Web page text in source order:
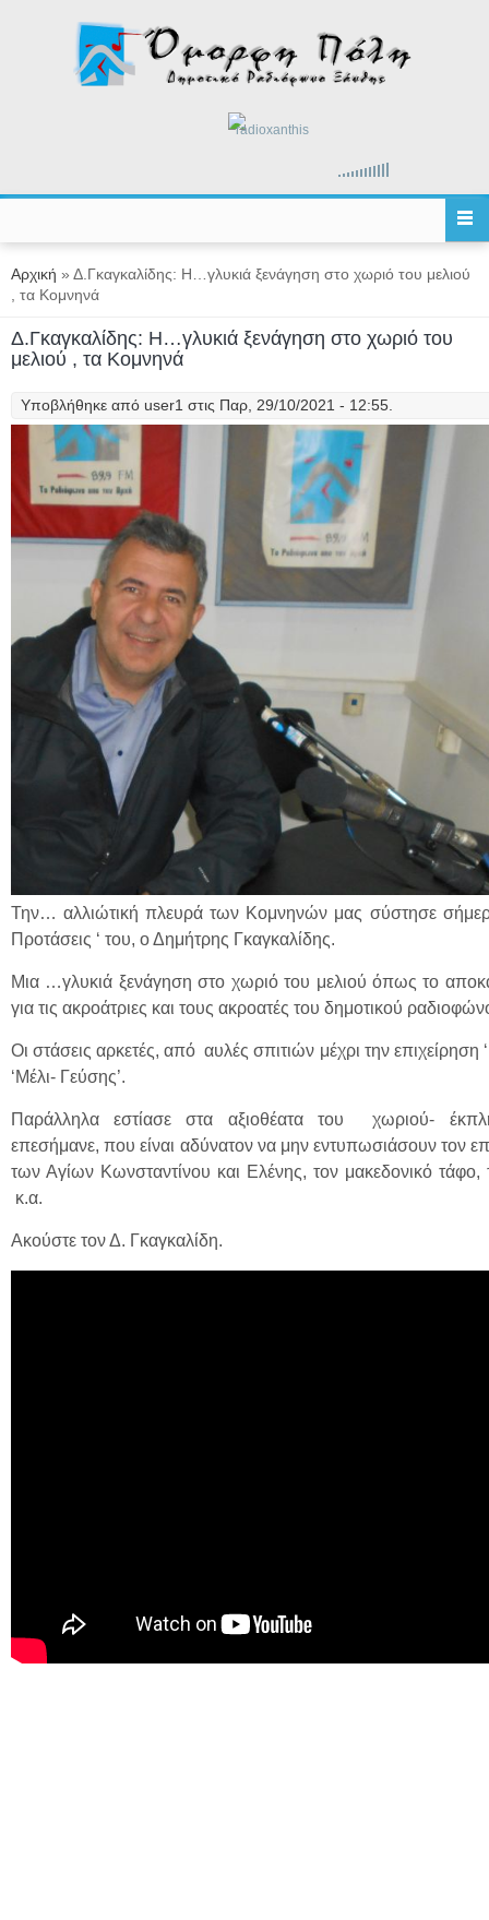
radioxanthis
Είστε εδώ
Αρχική » Δ.Γκαγκαλίδης: Η…γλυκιά ξενάγηση στο χωριό του μελιού
, τα Κομνηνά
Δ.Γκαγκαλίδης: Η…γλυκιά ξενάγηση στο χωριό του
μελιού , τα Κομνηνά
Υποβλήθηκε από user1 στις Παρ, 29/10/2021 - 12:55.
Την… αλλιώτική πλευρά των Κομνηνών μας σύστησε
Προτάσεις ‘ του, ο Δημήτρης Γκαγκαλίδης.
Μια …γλυκιά ξενάγηση στο χωριό του μελιού όπως το
για τις ακροάτριες και τους ακροατές του δημοτικού
Οι στάσεις αρκετές, από αυλές σπιτιών μέχρι την επιχείρηση
‘Μέλι- Γεύσης’.
Παράλληλα εστίασε στα αξιοθέατα του χωριού-
επεσήμανε, που είναι αδύνατον να μην εντυπωσιάσουν τον
των Αγίων Κωνσταντίνου και Ελένης, τον μακεδονικό τάφο,
κ.α.
Ακούστε τον Δ. Γκαγκαλίδη.